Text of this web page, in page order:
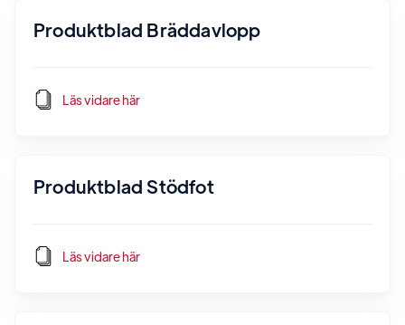
Produktblad Bräddavlopp
Läs vidare här
Produktblad Stödfot
Läs vidare här